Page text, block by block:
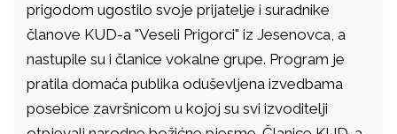
prigodom ugostilo svoje prijatelje i suradnike
članove KUD-a "Veseli Prigorci" iz Jesenovca, a
nastupile su i članice vokalne grupe. Program je
pratila domaća publika oduševljena izvedbama
posebice završnicom u kojoj su svi izvoditelji